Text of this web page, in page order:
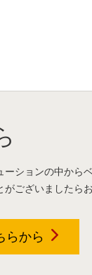
ションの中から
ございましたら
らから